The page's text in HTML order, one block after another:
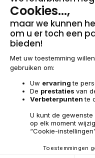
Wettelijke
Algemene
© 2009-2026